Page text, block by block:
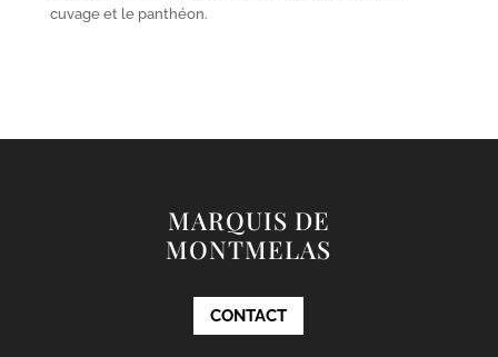
cuvage et le panthéon.
MARQUIS DE
MONTMELAS
CONTACT